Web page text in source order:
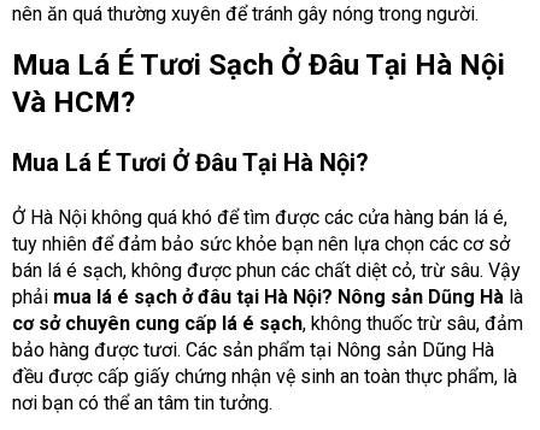
nên ăn quá thường xuyên để tránh gây nóng trong người.
Mua Lá É Tươi Sạch Ở Đâu Tại Hà Nội
Và HCM?
Mua Lá É Tươi Ở Đâu Tại Hà Nội?
Ở Hà Nội không quá khó để tìm được các cửa hàng bán lá é,
tuy nhiên để đảm bảo sức khỏe bạn nên lựa chọn các cơ sở
bán lá é sạch, không được phun các chất diệt cỏ, trừ sâu. Vậy
phải mua lá é sạch ở đâu tại Hà Nội? Nông sản Dũng Hà là
cơ sở chuyên cung cấp lá é sạch, không thuốc trừ sâu, đảm
bảo hàng được tươi. Các sản phẩm tại Nông sản Dũng Hà
đều được cấp giấy chứng nhận vệ sinh an toàn thực phẩm, là
nơi bạn có thể an tâm tin tưởng.